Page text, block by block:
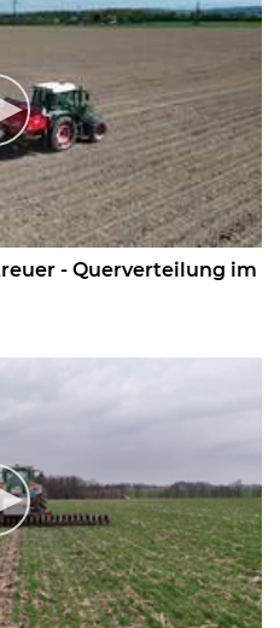
- Querverteilung im